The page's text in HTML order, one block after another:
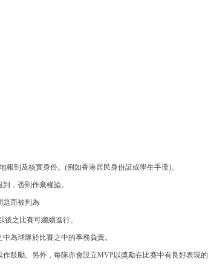
到及核實身份。(例如香港居民身份証或學生手冊)。
，否則作棄權論。
題而被判為
之比賽可繼續進行。
為球隊於比賽之中的事務負責。
鼓勵。另外，每隊亦會設立MVP以獎勵在比賽中有良好表現的